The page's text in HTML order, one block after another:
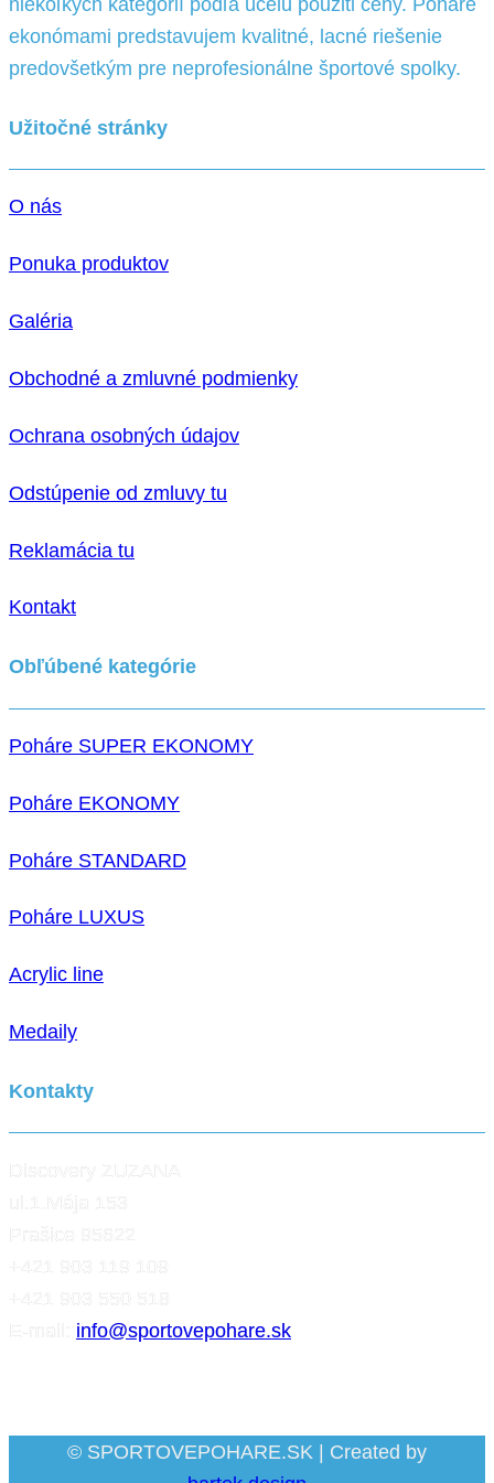
ekonómami predstavujem kvalitné, lacné riešenie
predovšetkým pre neprofesionálne športové spolky.
Užitočné stránky
O nás
Ponuka produktov
Galéria
Obchodné a zmluvné podmienky
Ochrana osobných údajov
Odstúpenie od zmluvy tu
Reklamácia tu
Kontakt
Obľúbené kategórie
Poháre SUPER EKONOMY
Poháre EKONOMY
Poháre STANDARD
Poháre LUXUS
Acrylic line
Medaily
Kontakty
info@sportovepohare.sk
© SPORTOVEPOHARE.SK | Created by